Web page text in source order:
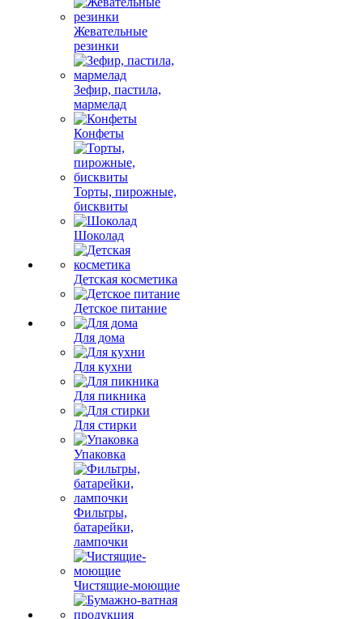
Жевательные
резинки
Зефир, пастила,
мармелад
Конфеты
Торты, пирожные,
бисквиты
Шоколад
Детская косметика
Детское питание
Для дома
Для кухни
Для пикника
Для стирки
Упаковка
Фильтры,
батарейки,
лампочки
Чистящие-моющие